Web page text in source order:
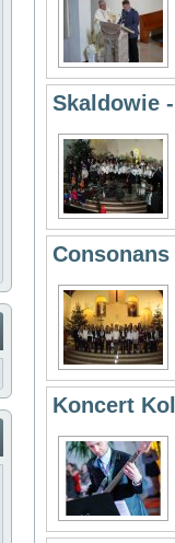
Skaldowie
Consonans
Koncert